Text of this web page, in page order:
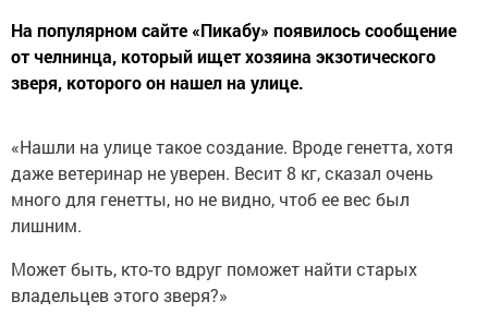
На популярном сайте «Пикабу» появилось сообщение
от челнинца, который ищет хозяина экзотического
зверя, которого он нашел на улице.
«Нашли на улице такое создание. Вроде генетта, хотя
даже ветеринар не уверен. Весит 8 кг, сказал очень
много для генетты, но не видно, чтоб ее вес был
лишним.
Может быть, кто-то вдруг поможет найти старых
владельцев этого зверя?»